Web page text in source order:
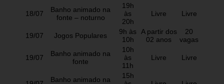
18/07
Banho animado na
fonte – noturno
19h
às
20h
Livre Livre
19/07 Jogos Populares
9h às
10h
A partir dos
02 anos
20
vagas
19/07
Banho animado na
fonte
10h
às
11h
Livre Livre
Banho animado na
15h